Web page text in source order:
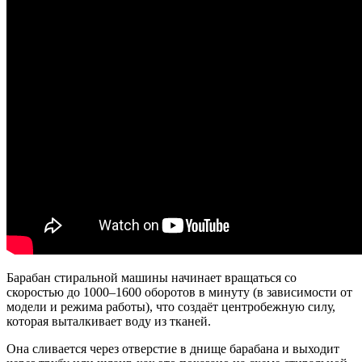
Барабан стиральной машины начинает вращаться со
скоростью до 1000–1600 оборотов в минуту (в зависимости от
модели и режима работы), что создаёт центробежную силу,
которая выталкивает воду из тканей.
Она сливается через отверстие в днище барабана и выходит